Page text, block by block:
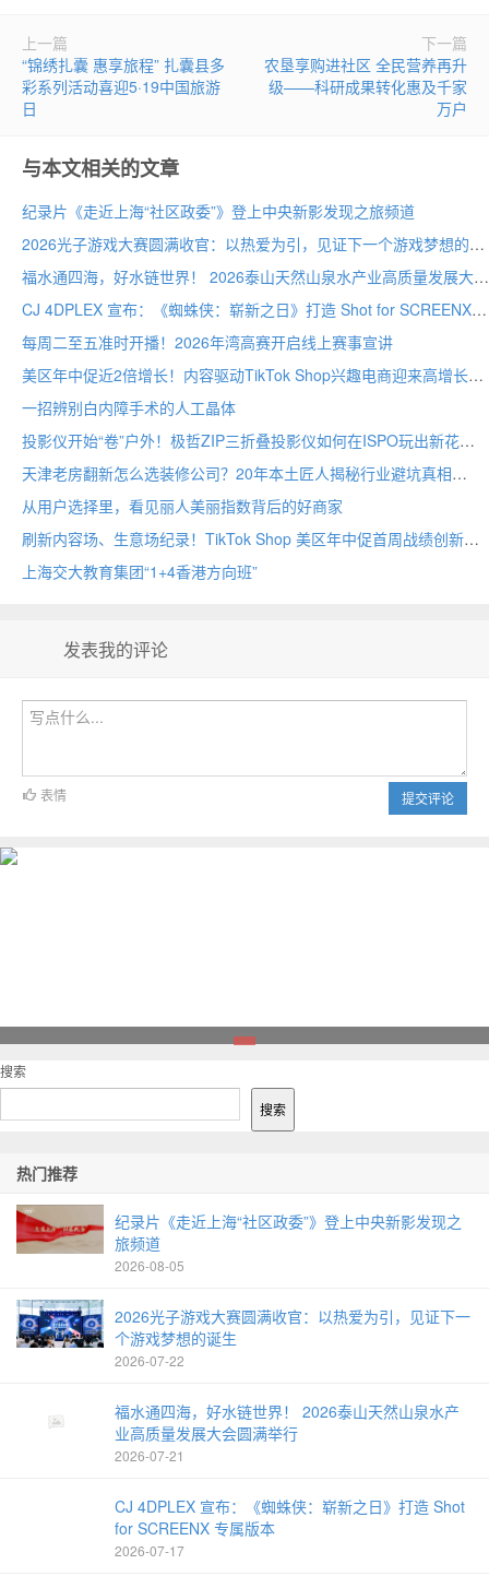
上一篇
“锦绣扎囊 惠享旅程” 扎囊县多
彩系列活动喜迎5·19中国旅游
日
下一篇
农垦享购进社区 全民营养再升
级——科研成果转化惠及千家
万户
与本文相关的文章
纪录片《走近上海“社区政委”》登上中央新影发现之旅频道
2026光子游戏大赛圆满收官：以热爱为引，见证下一个游戏梦想的诞生
福水通四海，好水链世界！ 2026泰山天然山泉水产业高质量发展大会圆满举行
CJ 4DPLEX 宣布：《蜘蛛侠：崭新之日》打造 Shot for SCREENX 专属版本
每周二至五准时开播！2026年湾高赛开启线上赛事宣讲
美区年中促近2倍增长！内容驱动TikTok Shop兴趣电商迎来高增长
一招辨别白内障手术的人工晶体
投影仪开始“卷”户外！极哲ZIP三折叠投影仪如何在ISPO玩出新花样？
天津老房翻新怎么选装修公司？20年本土匠人揭秘行业避坑真相
从用户选择里，看见丽人美丽指数背后的好商家
刷新内容场、生意场纪录！TikTok Shop 美区年中促首周战绩创新高
上海交大教育集团“1+4香港方向班”
发表我的评论
提交评论
表情
搜索
搜索
热门推荐
纪录片《走近上海“社区政委”》登上中央新影发现之
旅频道
2026-08-05
2026光子游戏大赛圆满收官：以热爱为引，见证下一
个游戏梦想的诞生
2026-07-22
福水通四海，好水链世界！ 2026泰山天然山泉水产
业高质量发展大会圆满举行
2026-07-21
CJ 4DPLEX 宣布：《蜘蛛侠：崭新之日》打造 Shot
for SCREENX 专属版本
2026-07-17